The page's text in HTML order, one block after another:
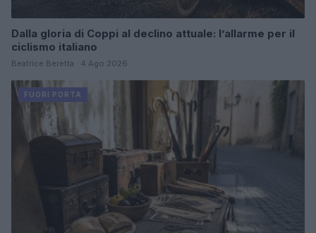
Dalla gloria di Coppi al declino attuale: l’allarme per il
ciclismo italiano
Beatrice Beretta · 4 Ago 2026
FUORI PORTA